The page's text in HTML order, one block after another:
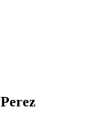
Perez